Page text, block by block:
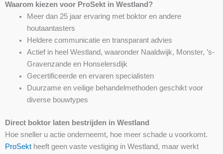
Waarom kiezen voor ProSekt in Westland?
Meer dan 25 jaar ervaring met boktor en andere
houtaantasters
Heldere communicatie en transparant advies
Actief in heel Westland, waaronder Naaldwijk, Monster, ’s-
Gravenzande en Honselersdijk
Gecertificeerde en ervaren specialisten
Duurzame en veilige behandelmethoden geschikt voor
diverse bouwtypes
Direct boktor laten bestrijden in Westland
Hoe sneller u actie onderneemt, hoe meer schade u voorkomt.
ProSekt heeft geen vaste vestiging in Westland, maar werkt